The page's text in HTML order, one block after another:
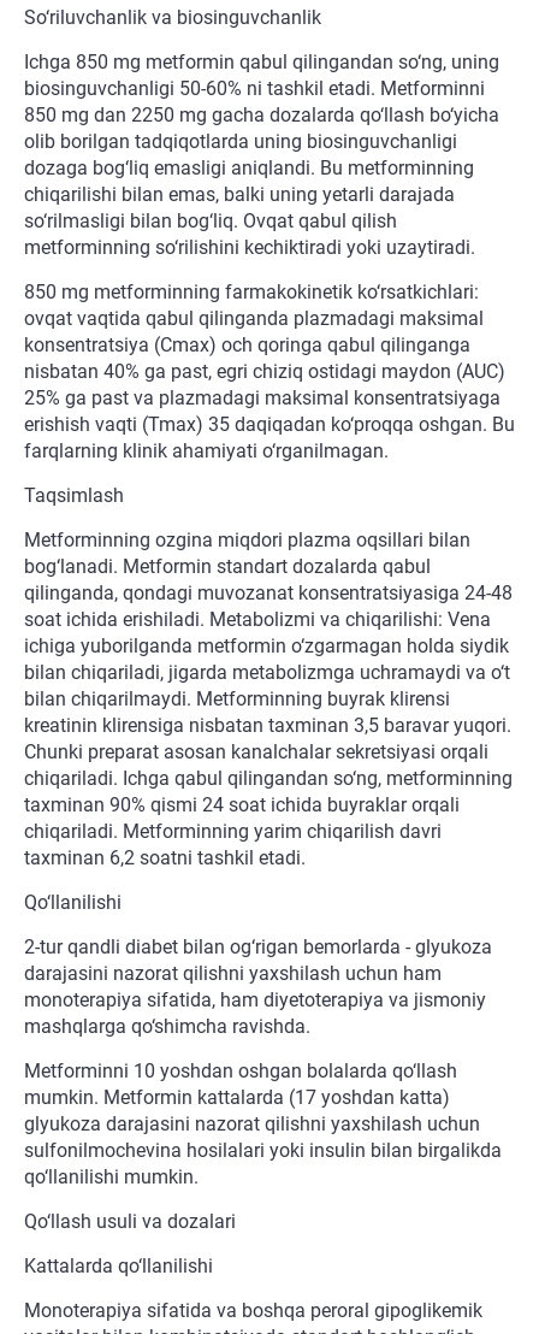
So‘riluvchanlik va biosinguvchanlik
Ichga 850 mg metformin qabul qilingandan so‘ng, uning
biosinguvchanligi 50-60% ni tashkil etadi. Metforminni
850 mg dan 2250 mg gacha dozalarda qo‘llash bo‘yicha
olib borilgan tadqiqotlarda uning biosinguvchanligi
dozaga bog‘liq emasligi aniqlandi. Bu metforminning
chiqarilishi bilan emas, balki uning yetarli darajada
so‘rilmasligi bilan bog‘liq. Ovqat qabul qilish
metforminning so‘rilishini kechiktiradi yoki uzaytiradi.
850 mg metforminning farmakokinetik ko‘rsatkichlari:
ovqat vaqtida qabul qilinganda plazmadagi maksimal
konsentratsiya (Cmax) och qoringa qabul qilinganga
nisbatan 40% ga past, egri chiziq ostidagi maydon (AUC)
25% ga past va plazmadagi maksimal konsentratsiyaga
erishish vaqti (Tmax) 35 daqiqadan ko‘proqqa oshgan. Bu
farqlarning klinik ahamiyati o‘rganilmagan.
Taqsimlash
Metforminning ozgina miqdori plazma oqsillari bilan
bog‘lanadi. Metformin standart dozalarda qabul
qilinganda, qondagi muvozanat konsentratsiyasiga 24-48
soat ichida erishiladi. Metabolizmi va chiqarilishi: Vena
ichiga yuborilganda metformin o‘zgarmagan holda siydik
bilan chiqariladi, jigarda metabolizmga uchramaydi va o‘t
bilan chiqarilmaydi. Metforminning buyrak klirensi
kreatinin klirensiga nisbatan taxminan 3,5 baravar yuqori.
Chunki preparat asosan kanalchalar sekretsiyasi orqali
chiqariladi. Ichga qabul qilingandan so‘ng, metforminning
taxminan 90% qismi 24 soat ichida buyraklar orqali
chiqariladi. Metforminning yarim chiqarilish davri
taxminan 6,2 soatni tashkil etadi.
Qo‘llanilishi
2-tur qandli diabet bilan og‘rigan bemorlarda - glyukoza
darajasini nazorat qilishni yaxshilash uchun ham
monoterapiya sifatida, ham diyetoterapiya va jismoniy
mashqlarga qo‘shimcha ravishda.
Metforminni 10 yoshdan oshgan bolalarda qo‘llash
mumkin. Metformin kattalarda (17 yoshdan katta)
glyukoza darajasini nazorat qilishni yaxshilash uchun
sulfonilmochevina hosilalari yoki insulin bilan birgalikda
qo‘llanilishi mumkin.
Qo‘llash usuli va dozalari
Kattalarda qo‘llanilishi
Monoterapiya sifatida va boshqa peroral gipoglikemik